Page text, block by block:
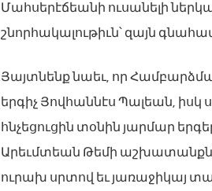
Մահսերէճեանի ուսանելի
շնորհակալութիւն՝ զայն
Յայտնենք նաեւ, որ
երգիչ Յովհաննէս Պալեան, իսկ
հնչեցուցին տօնին յարմար
Արեւմտեան Թեմի
ուրախ սրտով եւ յառաջիկայ